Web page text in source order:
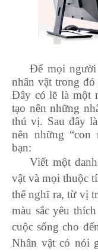
Để mọi người
nhân vật trong
Đây có lẽ là một
tạo nên những
thú vị. Sau đây
nên những “con
bạn:
Viết một
vật và mọi thuộc
thể nghĩ ra, từ vị
màu sắc yêu
cuộc sống cho
Nhân vật có nói